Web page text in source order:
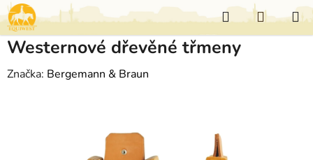
Přejít
na
obsah
Hledat
KOŠÍK
Westernové dřevěné třmeny
Značka: Bergemann & Braun